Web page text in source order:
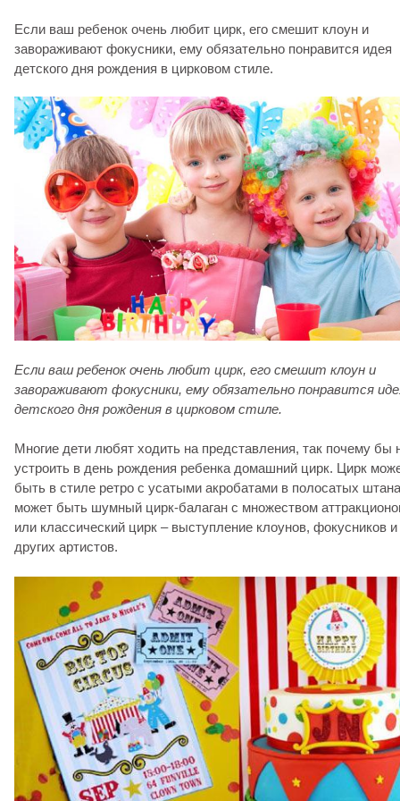
Если ваш ребенок очень любит цирк, его смешит клоун и
завораживают фокусники, ему обязательно понравится идея
детского дня рождения в цирковом стиле.
Если ваш ребенок очень любит цирк, его смешит клоун и
завораживают фокусники, ему обязательно понравится
детского дня рождения в цирковом стиле.
Многие дети любят ходить на представления, так почему бы
устроить в день рождения ребенка домашний цирк. Цирк
быть в стиле ретро с усатыми акробатами в полосатых
может быть шумный цирк-балаган с множеством
или классический цирк – выступление клоунов, фокусников и
других артистов.